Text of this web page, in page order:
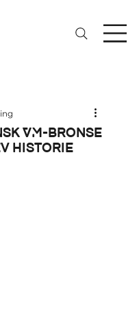
VM-bronse
historie